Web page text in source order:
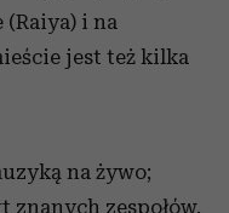
(Raiya) i na
jest też kilka
na żywo;
znanych zespołów.